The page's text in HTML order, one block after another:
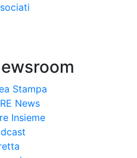
Stampa
News
Insieme